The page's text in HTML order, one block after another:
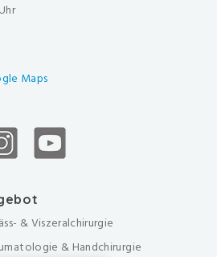
Maps
& Viszeralchirurgie
& Handchirurgie